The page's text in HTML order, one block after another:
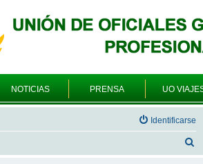
NOTICIAS PRENSA UO
Identificarse